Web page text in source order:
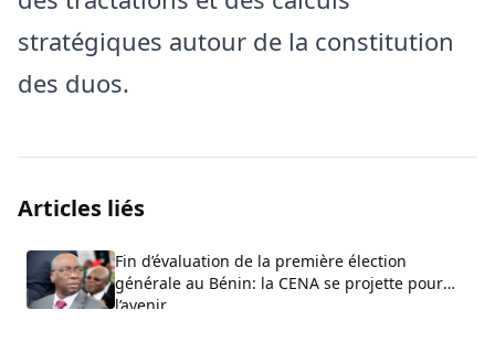
stratégiques autour de la constitution
des duos.
Articles liés
Fin d’évaluation de la première élection
générale au Bénin: la CENA se projette pour
l’avenir